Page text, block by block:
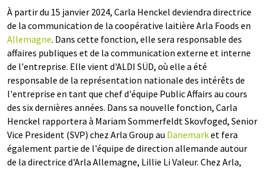
À partir du 15 janvier 2024, Carla Henckel deviendra directrice
de la communication de la coopérative laitière Arla Foods en
Allemagne. Dans cette fonction, elle sera responsable des
affaires publiques et de la communication externe et interne
de l'entreprise. Elle vient d'ALDI SÜD, où elle a été
responsable de la représentation nationale des intérêts de
l'entreprise en tant que chef d'équipe Public Affairs au cours
des six dernières années. Dans sa nouvelle fonction, Carla
Henckel rapportera à Mariam Sommerfeldt Skovfoged, Senior
Vice President (SVP) chez Arla Group au Danemarket fera
également partie de l'équipe de direction allemande autour
de la directrice d'Arla Allemagne, Lillie Li Valeur. Chez Arla,